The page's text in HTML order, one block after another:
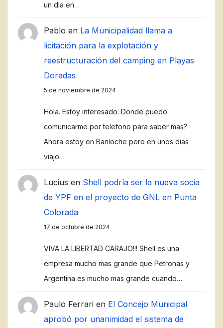
un dia en…
Pablo en La Municipalidad llama a
licitación para la explotación y
reestructuración del camping en Playas
Doradas
5 de noviembre de 2024
Hola. Estoy interesado. Donde puedo
comunicarme por telefono para saber mas?
Ahora estoy en Bariloche pero en unos dias
viajo…
Lucius en Shell podría ser la nueva socia
de YPF en el proyecto de GNL en Punta
Colorada
17 de octubre de 2024
VIVA LA LIBERTAD CARAJO!!! Shell es una
empresa mucho mas grande que Petronas y
Argentina es mucho mas grande cuando…
Paulo Ferrari en El Concejo Municipal
aprobó por unanimidad el sistema de